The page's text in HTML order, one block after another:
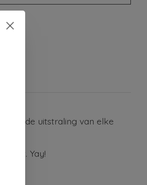
in de uitstraling van elke
Yay!